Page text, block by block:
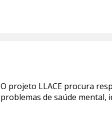
O projeto LLACE procura
problemas de saúde mental,